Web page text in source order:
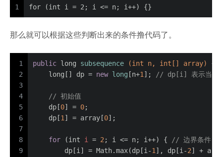
1 for (int i = 2; i <= n; i++) {}
那么就可以根据这些判断出来的条件撸代码了。
1
2
3
4
5
6
7
8
9
public long subsequence (int n, int [] array)
{
long [] dp = new long [n+1 ]; // dp[i] 表示当前
// 初始值
    dp[
0] = 0;
    dp[
1 ] = array[0];
for (int i = 2 ; i <= n; i++) {
// 边界条件
        dp[i] = Math.max(dp[i-
1 ], dp[i-2] +